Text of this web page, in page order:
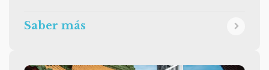
Saber más